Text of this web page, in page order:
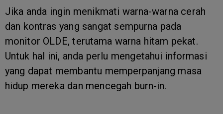
Jika anda ingin menikmati warna-warna cerah
dan kontras yang sangat sempurna pada
monitor OLDE, terutama warna hitam pekat.
Untuk hal ini, anda perlu mengetahui informasi
yang dapat membantu memperpanjang masa
hidup mereka dan mencegah burn-in.